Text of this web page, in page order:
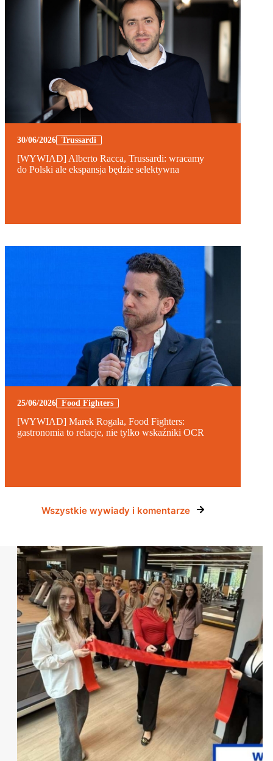
30/06/2026 Trussardi
[WYWIAD] Alberto Racca, Trussardi: wracamy
do Polski ale ekspansja będzie selektywna
25/06/2026 Food Fighters
[WYWIAD] Marek Rogala, Food Fighters:
gastronomia to relacje, nie tylko wskaźniki OCR
Wszystkie wywiady i komentarze